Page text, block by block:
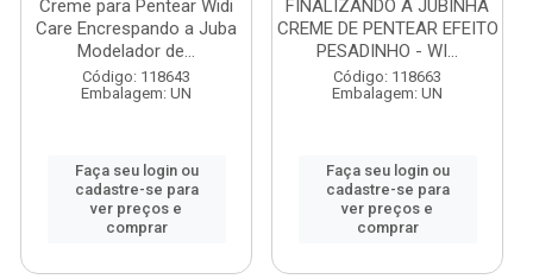
Creme para Pentear Widi
Care Encrespando a Juba
Modelador de...
Código: 118643
Embalagem: UN
Faça seu login ou
cadastre-se para
ver preços e
comprar
FINALIZANDO A JUBINHA
CREME DE PENTEAR EFEITO
PESADINHO - WI...
Código: 118663
Embalagem: UN
Faça seu login ou
cadastre-se para
ver preços e
comprar